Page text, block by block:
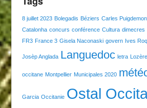
8 juillet 2023 Bolegadis Béziers Carles
Catalonha concurs conférence Cultura dimecres
FR3 France 3 Gisela Naconaski govern Ives
Josèp Anglada Languedoc letra Lozère
occitane Montpellier Municipales 2020
Garcia Occitanie Ostal